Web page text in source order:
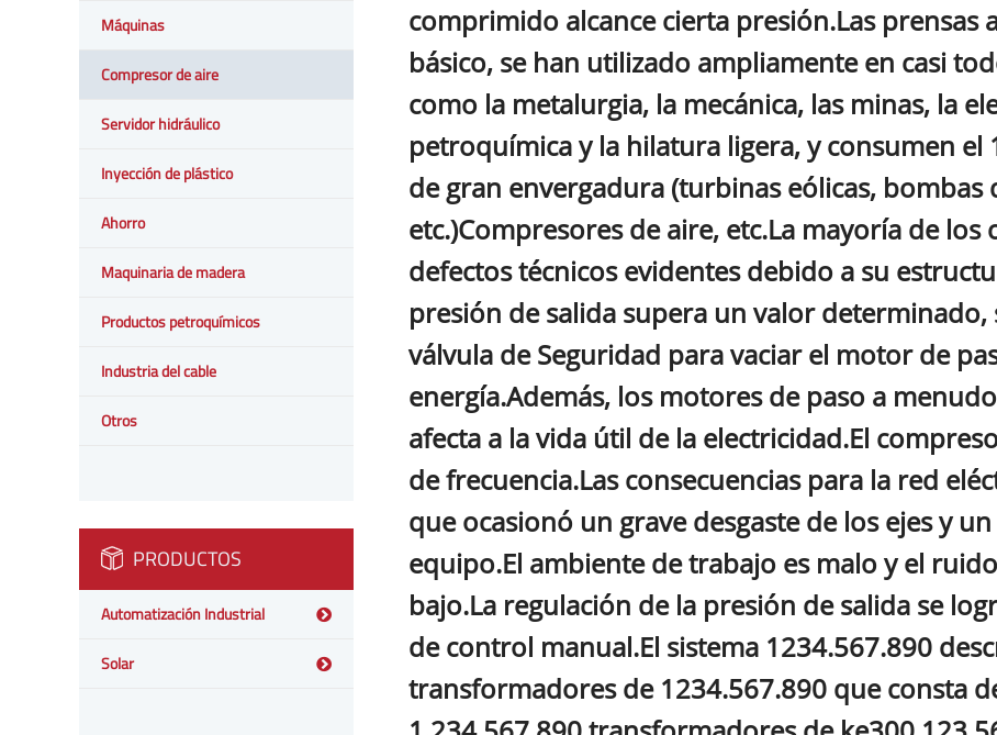
Máquinas
Compresor de aire
Servidor hidráulico
Inyección de plástico
Ahorro
Maquinaria de madera
Productos petroquímicos
Industria del cable
Otros
PRODUCTOS
Automatización Industrial
Solar
comprimido alcance cierta presión.Las prensas
básico, se han utilizado ampliamente en casi
como la metalurgia, la mecánica, las minas, la
petroquímica y la hilatura ligera, y consumen
de gran envergadura (turbinas eólicas, bombas
etc.)Compresores de aire, etc.La mayoría de
defectos técnicos evidentes debido a su
presión de salida supera un valor
válvula de Seguridad para vaciar el motor de
energía.Además, los motores de paso a
afecta a la vida útil de la electricidad.El
de frecuencia.Las consecuencias para la red
que ocasionó un grave desgaste de los ejes y
equipo.El ambiente de trabajo es malo y el
bajo.La regulación de la presión de salida se
de control manual.El sistema 1234.567.890
transformadores de 1234.567.890 que consta